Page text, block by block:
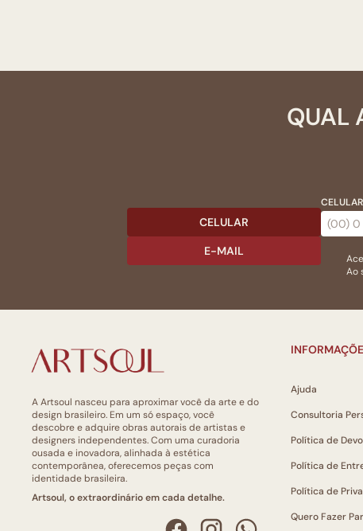
QUAL
CELULAR
E-MAIL
Ao
A Artsoul nasceu para aproximar você da arte e do
design brasileiro. Em um só espaço, você
descobre e adquire obras autorais de artistas e
designers independentes. Com uma curadoria
ousada e inovadora, alinhada à estética
contemporânea, oferecemos peças com
identidade brasileira.
Artsoul, o extraordinário em cada detalhe.
Ajuda
Consultoria
Política de
Política de
Política de
Quero Fazer